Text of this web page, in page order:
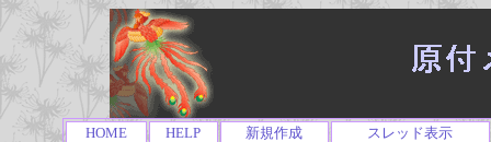
HOME HELP 新規作成 スレッド表示